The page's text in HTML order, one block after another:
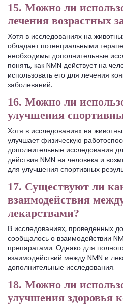
15. Можно ли
лечения возрастных
Хотя в исследованиях на
обладает потенциальными
необходимы дополнительные
понять, как NMN действует на
использовать его для лечения
заболеваний.
16. Можно ли
улучшения
Хотя в исследованиях на
улучшает физическую
дополнительные исследования
действия NMN на человека и
для улучшения спортивных
17. Существуют ли
взаимодействия
лекарствами?
В исследованиях, проведенных
сообщалось о взаимодействии
препаратами. Однако для
взаимодействий между NMN и
дополнительные исследования.
18. Можно ли
улучшения здоровья